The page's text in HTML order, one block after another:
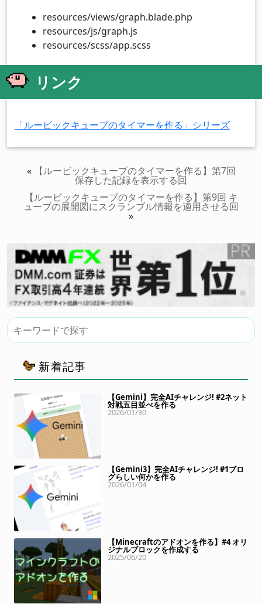
resources/views/graph.blade.php
resources/js/graph.js
resources/scss/app.scss
リンク
「ルービックキューブのタイマーを作る」シリーズ
« 【ルービックキューブのタイマーを作る】第7回
保存した記録を表示する回
【ルービックキューブのタイマーを作る】第9回 キ
ューブの展開図にスクランブル情報を適用させる回
»
新着記事
【Gemini】完全AIチャレンジ! #2ネット
対戦五目並べを作る
2026/01/30
【Gemini3】完全AIチャレンジ! #1ブロ
グらしい何かを作る
2026/01/04
【Minecraftのアドオンを作る】#4 オリ
ジナルブロックを作成する
2025/06/20